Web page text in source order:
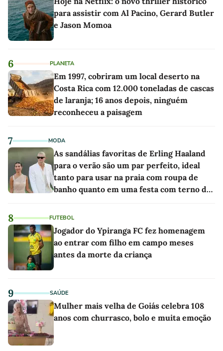
para assistir com Al Pacino, Gerard Butler
e Jason Momoa
6 PLANETA
Em 1997, cobriram um local deserto na
Costa Rica com 12.000 toneladas de cascas
de laranja; 16 anos depois, ninguém
reconheceu a paisagem
7 MODA
As sandálias favoritas de Erling Haaland
para o verão são um par perfeito, ideal
tanto para usar na praia com roupa de
banho quanto em uma festa com terno de
8 FUTEBOL
Jogador do Ypiranga FC fez homenagem
ao entrar com filho em campo meses
antes da morte da criança
9 SAÚDE
Mulher mais velha de Goiás celebra 108
anos com churrasco, bolo e muita emoção